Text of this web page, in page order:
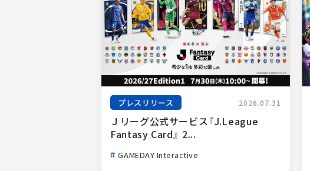
プレスリリース 2026.07.31
Ｊリーグ公式サービス『J.League
Fantasy Card』 2...
GAMEDAY Interactive